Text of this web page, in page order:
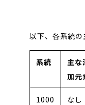
以下、各系統の
系統
主な
加元
1000
なし